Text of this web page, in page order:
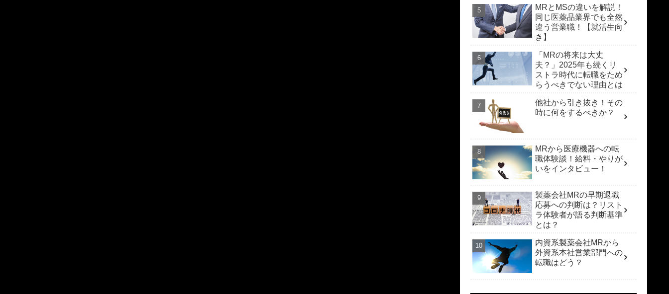
MRとMSの違いを解説！
同じ医薬品業界でも全然
違う営業職！【就活生向
き】
「MRの将来は大丈
夫？」2025年も続くリ
ストラ時代に転職をため
らうべきでない理由とは
他社から引き抜き！その
時に何をするべきか？
MRから医療機器への転
職体験談！給料・やりが
いをインタビュー！
製薬会社MRの早期退職
応募への判断は？リスト
ラ体験者が語る判断基準
とは？
内資系製薬会社MRから
外資系本社営業部門への
転職はどう？